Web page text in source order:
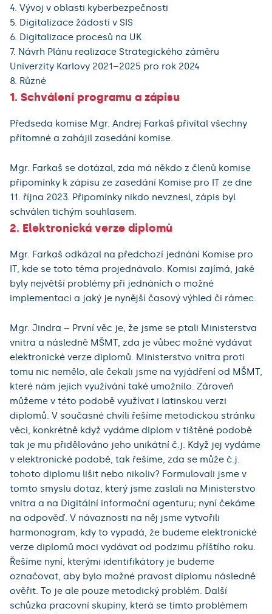
4. Vývoj v oblasti kyberbezpečnosti
5. Digitalizace žádostí v SIS
6. Digitalizace procesů na UK
7. Návrh Plánu realizace Strategického záměru
Univerzity Karlovy 2021–2025 pro rok 2024
8. Různé
1. Schválení programu a zápisu
Předseda komise Mgr. Andrej Farkaš přivítal všechny
přítomné a zahájil zasedání komise.
Mgr. Farkaš se dotázal, zda má někdo z členů komise
připomínky k zápisu ze zasedání Komise pro IT ze dne
11. října 2023. Připomínky nikdo nevznesl, zápis byl
schválen tichým souhlasem.
2. Elektronická verze diplomů
Mgr. Farkaš odkázal na předchozí jednání Komise pro
IT, kde se toto téma projednávalo. Komisi zajímá, jaké
byly největší problémy při jednáních o možné
implementaci a jaký je nynější časový výhled či rámec.
Mgr. Jindra – První věc je, že jsme se ptali Ministerstva
vnitra a následně MŠMT, zda je vůbec možné vydávat
elektronické verze diplomů. Ministerstvo vnitra proti
tomu nic nemělo, ale čekali jsme na vyjádření od MŠMT,
které nám jejich využívání také umožnilo. Zároveň
můžeme v této podobě využívat i latinskou verzi
diplomů. V současné chvíli řešíme metodickou stránku
věci, konkrétně když vydáme diplom v tištěné podobě
tak je mu přidělováno jeho unikátní č.j. Když jej vydáme
v elektronické podobě, tak řešíme, zda se může č.j.
tohoto diplomu lišit nebo nikoliv? Formulovali jsme v
tomto smyslu dotaz, který jsme zaslali na Ministerstvo
vnitra a na Digitální informační agenturu; nyní čekáme
na odpověď. V návaznosti na něj jsme vytvořili
harmonogram, kdy to vypadá, že budeme elektronické
verze diplomů moci vydávat od podzimu příštího roku.
Řešíme nyní, kterými identifikátory je budeme
označovat, aby bylo možné pravost diplomu následně
ověřit. To je ale pouze metodický problém. Další
schůzka pracovní skupiny, která se tímto problémem